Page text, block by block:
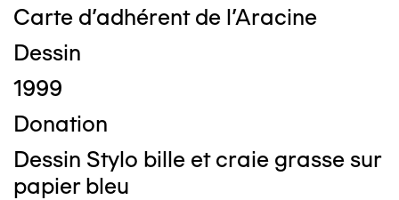
Carte d'adhérent de l'Aracine
Dessin
1999
Donation
Dessin Stylo bille et craie grasse sur
papier bleu